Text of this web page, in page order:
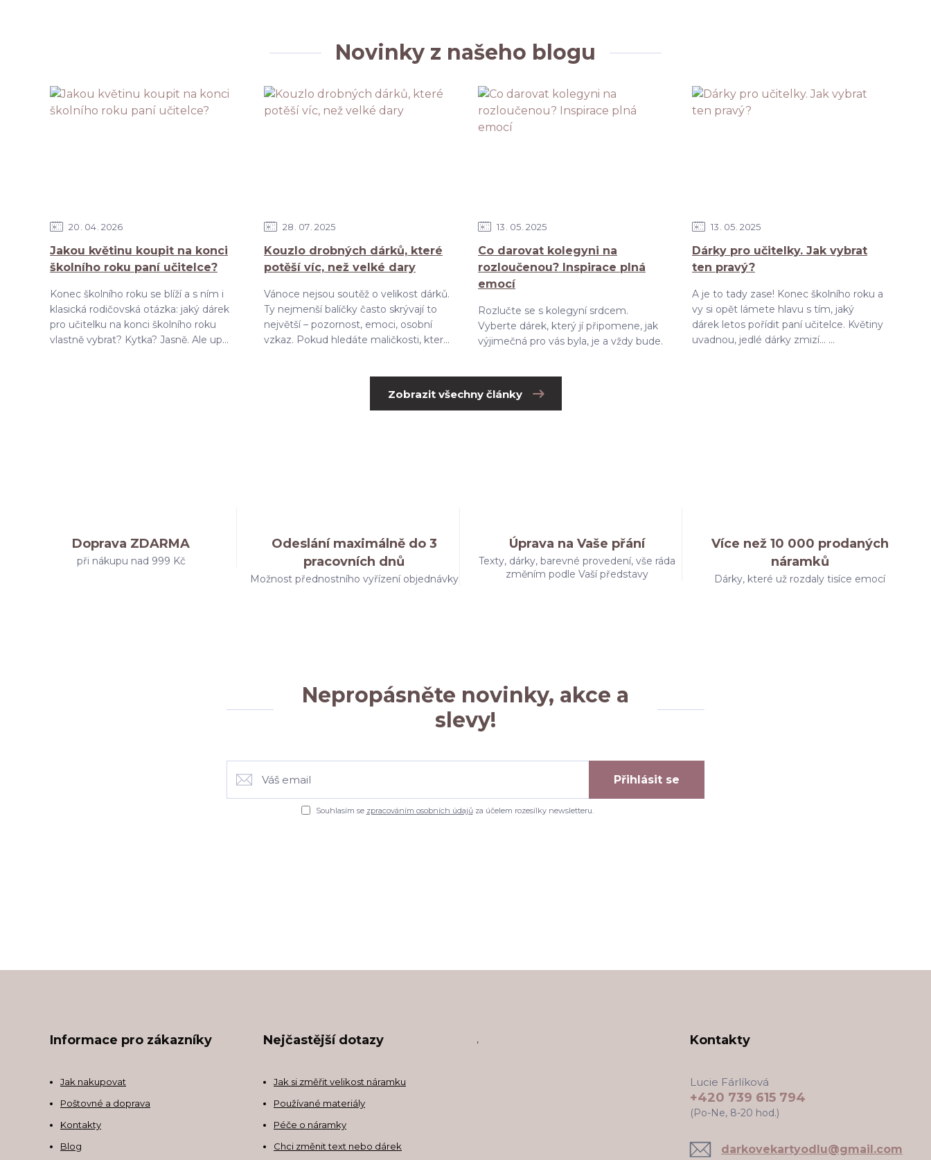
Novinky z našeho blogu
20 04 2026
Jakou květinu koupit na konci
školního roku paní učitelce?
Konec školního roku se blíží a s ním i
klasická rodičovská otázka: jaký dárek
pro učitelku na konci školního roku
vlastně vybrat? Kytka? Jasně. Ale up...
28 07 2025
Kouzlo drobných dárků, které
potěší víc, než velké dary
Vánoce nejsou soutěž o velikost dárků.
Ty nejmenší balíčky často skrývají to
největší – pozornost, emoci, osobní
vzkaz. Pokud hledáte maličkosti, kter...
13 05 2025
Co darovat kolegyni na
rozloučenou? Inspirace plná
emocí
Rozlučte se s kolegyní srdcem.
Vyberte dárek, který jí připomene, jak
výjimečná pro vás byla, je a vždy bude.
13 05 2025
Dárky pro učitelky. Jak vybrat
ten pravý?
A je to tady zase! Konec školního roku a
vy si opět lámete hlavu s tím, jaký
dárek letos pořídit paní učitelce. Květiny
uvadnou, jedlé dárky zmizí... ...
Zobrazit všechny články
Doprava ZDARMA
při nákupu nad 999 Kč
Odeslání maximálně do 3
pracovních dnů
Možnost přednostního vyřízení objednávky
Úprava na Vaše přání
Texty, dárky, barevné provedení, vše ráda
změním podle Vaší představy
Více než 10 000 prodaných
náramků
Dárky, které už rozdaly tisíce emocí
Nepropásněte novinky, akce a
slevy!
Přihlásit se
Souhlasím se zpracováním osobních údajůza účelem rozesílky newsletteru.
Informace pro zákazníky
Jak nakupovat
Poštovné a doprava
Kontakty
Blog
Nejčastější dotazy
Jak si změřit velikost náramku
Používané materiály
Péče o náramky
Chci změnit text nebo dárek
Kontakty
Lucie Fárlíková
+420 739 615 794
(Po-Ne, 8-20 hod.)
darkovekartyodlu@gmail.com